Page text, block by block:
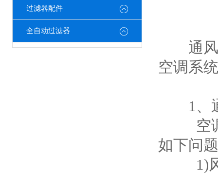
过滤器配件
全自动过滤器
通风
空调系统
1、通
空调
如下问
1)风机